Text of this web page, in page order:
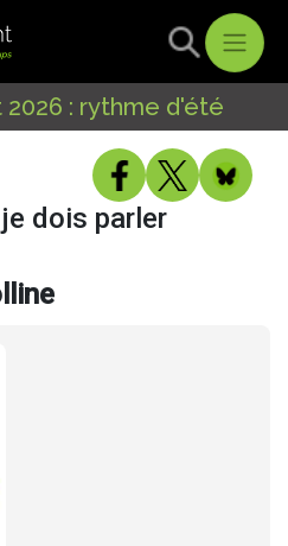
2026 : rythme d'été
dois parler